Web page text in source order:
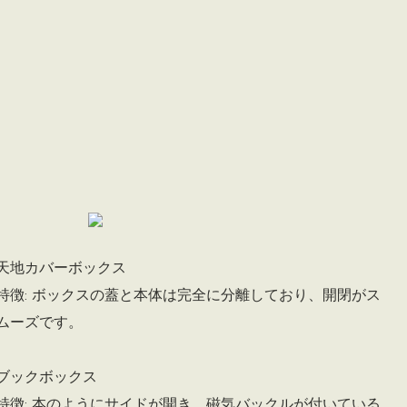
地カバーボックス
徴: ボックスの蓋と本体は完全に分離しており、開閉がス
ーズです。
ックボックス